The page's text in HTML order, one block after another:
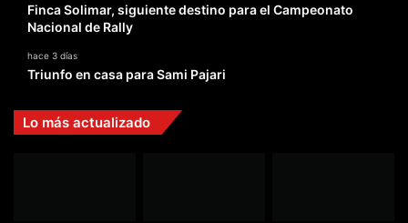
Finca Solimar, siguiente destino para el Campeonato
Nacional de Rally
hace 3 días
Triunfo en casa para Sami Pajari
Lo más actualizado